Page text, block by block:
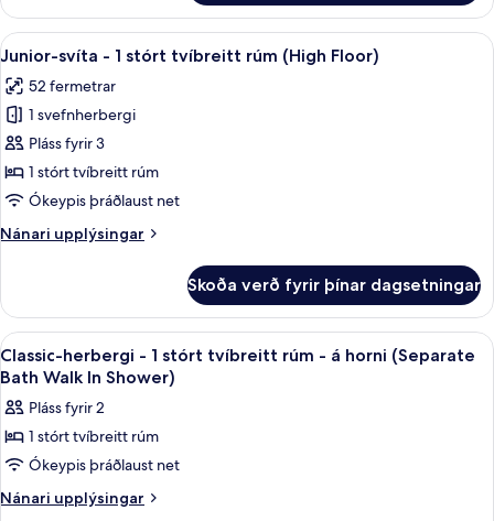
(High
Floor)
herbergi
1
tvíbreitt
rúm
Floor)
Skoða
allar
myndir
fyrir
Junior-
svíta
-
stórt
(High
Floor)
Rúmföt úr egypskri bómull, rúmföt
7
Junior-svíta - 1 stórt tvíbreitt rúm (High Floor)
52 fermetrar
1 svefnherbergi
Pláss fyrir 3
1 stórt tvíbreitt rúm
Ókeypis þráðlaust net
Nánari upplýsingar
Nánari
svíta
1
stórt
rúm
(High
Skoða verð fyrir þínar dagsetningar
Skoða
allar
fyrir
Classic-
herbergi
-
Classic-herbergi - 1 stórt tvíbreitt
4
Classic-herbergi - 1 stórt tvíbreitt rúm - á horni (Separate
Bath Walk In Shower)
Pláss fyrir 2
1 stórt tvíbreitt rúm
Ókeypis þráðlaust net
Nánari upplýsingar
Nánari